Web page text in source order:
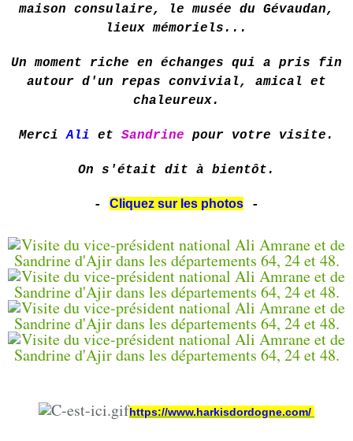
maison consulaire, le musée du Gévaudan,
lieux mémoriels...
Un moment riche en échanges qui a pris fin
autour d'un repas convivial, amical et
chaleureux.
MerciAli et Sandrine pour votre visite.
On s'était dit à bientôt.
- Cliquez sur les photos -
https://www.harkisdordogne.com/